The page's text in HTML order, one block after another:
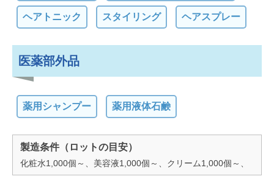
ヘアトニック スタイリング ヘアスプレー
医薬部外品
薬用シャンプー 薬用液体石鹸
製造条件（ロットの目安）
化粧水1,000個～、美容液1,000個～、クリーム1,000個～、